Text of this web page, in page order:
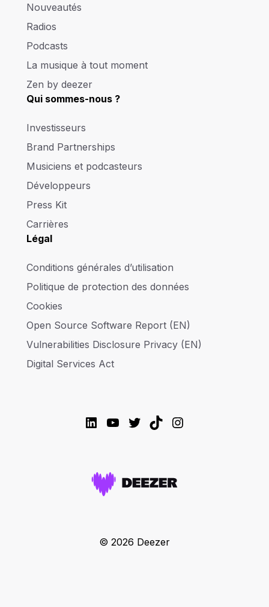
Nouveautés
Radios
Podcasts
La musique à tout moment
Zen by deezer
Qui sommes-nous ?
Investisseurs
Brand Partnerships
Musiciens et podcasteurs
Développeurs
Press Kit
Carrières
Légal
Conditions générales d’utilisation
Politique de protection des données
Cookies
Open Source Software Report (EN)
Vulnerabilities Disclosure Privacy (EN)
Digital Services Act
LinkedIn
YouTube
Twitter
TikTokInstagram
© 2026 Deezer